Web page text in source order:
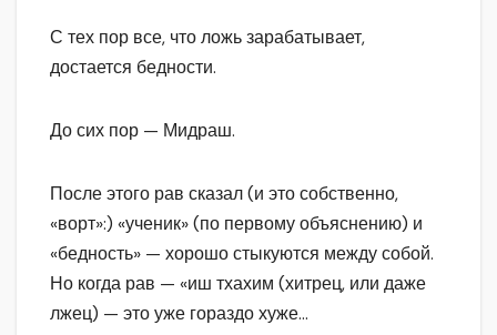
С тех пор все, что ложь зарабатывает,
достается бедности.
До сих пор — Мидраш.
После этого рав сказал (и это собственно,
«ворт»:) «ученик» (по первому объяснению) и
«бедность» — хорошо стыкуются между собой.
Но когда рав — «иш тхахим (хитрец, или даже
лжец) — это уже гораздо хуже…